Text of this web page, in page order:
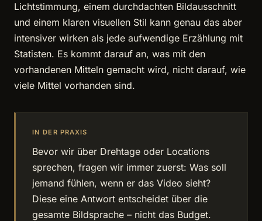
Lichtstimmung, einem durchdachten Bildausschnitt
und einem klaren visuellen Stil kann genau das aber
intensiver wirken als jede aufwendige Erzählung mit
Statisten. Es kommt darauf an, was mit den
vorhandenen Mitteln gemacht wird, nicht darauf, wie
viele Mittel vorhanden sind.
IN DER PRAXIS
Bevor wir über Drehtage oder Locations
sprechen, fragen wir immer zuerst: Was soll
jemand fühlen, wenn er das Video sieht?
Diese eine Antwort entscheidet über die
gesamte Bildsprache – nicht das Budget.